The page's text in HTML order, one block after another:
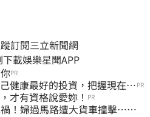
訂閱三立新聞網
明星動態 即刻下載娛樂星聞APP
PR
健康最好的投資，把握現在不 PR
才有資格說愛妳！ PR
！婦過馬路遭大貨車撞擊…下